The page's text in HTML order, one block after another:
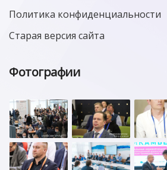
Политика конфиденциальности
Старая версия сайта
Фотографии